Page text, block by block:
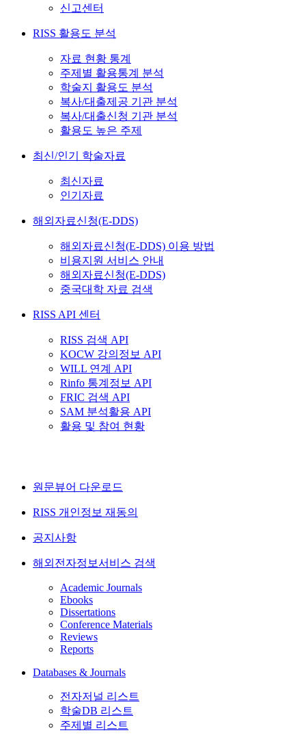
신고센터
RISS 활용도 분석
자료 현황 통계
주제별 활용통계 분석
학술지 활용도 분석
복사/대출제공 기관 분석
복사/대출신청 기관 분석
활용도 높은 주제
최신/인기 학술자료
최신자료
인기자료
해외자료신청(E-DDS)
해외자료신청(E-DDS) 이용 방법
비용지원 서비스 안내
해외자료신청(E-DDS)
중국대학 자료 검색
RISS API 센터
RISS 검색 API
KOCW 강의정보 API
WILL 연계 API
Rinfo 통계정보 API
FRIC 검색 API
SAM 분석활용 API
활용 및 참여 현황
원문뷰어 다운로드
RISS 개인정보 재동의
공지사항
해외전자정보서비스 검색
Academic Journals
Ebooks
Dissertations
Conference Materials
Reviews
Reports
Databases & Journals
전자저널 리스트
학술DB 리스트
주제별 리스트